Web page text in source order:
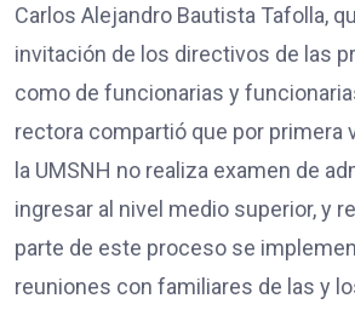
Carlos Alejandro Bautista Tafolla,
invitación de los directivos de las
como de funcionarias y
rectora compartió que por primera
la UMSNH no realiza examen de
ingresar al nivel medio superior, y
parte de este proceso se
reuniones con familiares de las y